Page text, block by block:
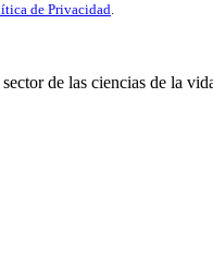
de Privacidad.
de las ciencias de la